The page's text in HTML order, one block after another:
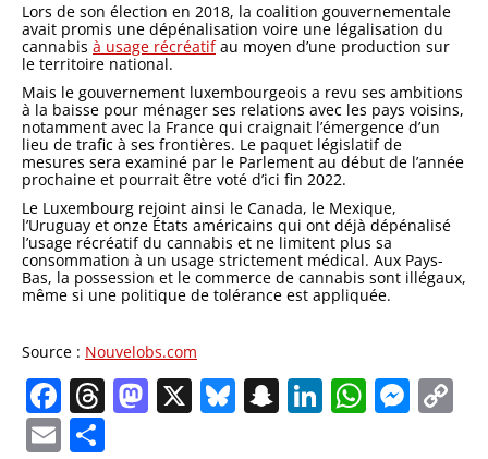
Lors de son élection en 2018, la coalition gouvernementale
avait promis une dépénalisation voire une légalisation du
cannabis à usage récréatifau moyen d’une production sur
le territoire national.
Mais le gouvernement luxembourgeois a revu ses ambitions
à la baisse pour ménager ses relations avec les pays voisins,
notamment avec la France qui craignait l’émergence d’un
lieu de trafic à ses frontières. Le paquet législatif de
mesures sera examiné par le Parlement au début de l’année
prochaine et pourrait être voté d’ici fin 2022.
Le Luxembourg rejoint ainsi le Canada, le Mexique,
l’Uruguay et onze États américains qui ont déjà dépénalisé
l’usage récréatif du cannabis et ne limitent plus sa
consommation à un usage strictement médical. Aux Pays-
Bas, la possession et le commerce de cannabis sont illégaux,
même si une politique de tolérance est appliquée.
Source : Nouvelobs.com
Facebook
Threads
Mastodon
X Bluesky
Snapchat
LinkedIn
Email